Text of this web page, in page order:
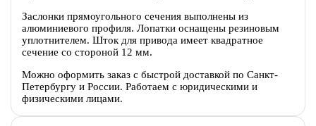
Заслонки прямоугольного сечения выполнены из
алюминиевого профиля. Лопатки оснащены резиновым
уплотнителем. Шток для привода имеет квадратное
сечение со стороной 12 мм.
Можно оформить заказ с быстрой доставкой по Санкт-
Петербургу и России. Работаем с юридическими и
физическими лицами.